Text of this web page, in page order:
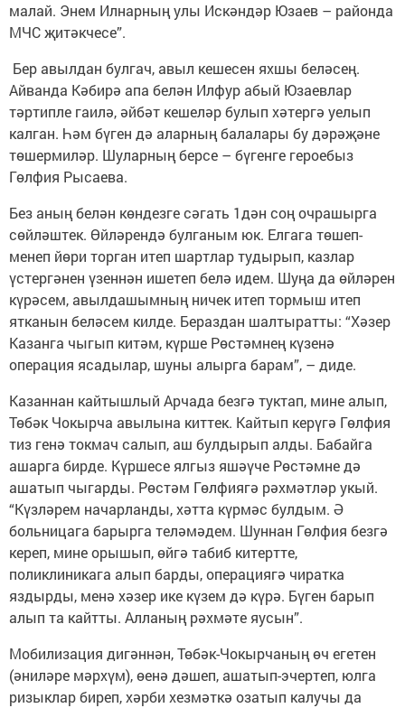
малай. Энем Илнарның улы Искәндәр Юзаев – районда
МЧС җитәкчесе”.
Бер авылдан булгач, авыл кешесен яхшы беләсең.
Айванда Кәбирә апа белән Илфур абый Юзаевлар
тәртипле гаилә, әйбәт кешеләр булып хәтергә уелып
калган. Һәм бүген дә аларның балалары бу дәрәҗәне
төшермиләр. Шуларның берсе – бүгенге героебыз
Гөлфия Рысаева.
Без аның белән көндезге сәгать 1дән соң очрашырга
сөйләштек. Өйләрендә булганым юк. Елгага төшеп-
менеп йөри торган итеп шартлар тудырып, казлар
үстергәнен үзеннән ишетеп белә идем. Шуңа да өйләрен
күрәсем, авылдашымның ничек итеп тормыш итеп
ятканын беләсем килде. Бераздан шалтыратты: “Хәзер
Казанга чыгып китәм, күрше Рөстәмнең күзенә
операция ясадылар, шуны алырга барам”, – диде.
Казаннан кайтышлый Арчада безгә туктап, мине алып,
Төбәк Чокырча авылына киттек. Кайтып керүгә Гөлфия
тиз генә токмач салып, аш булдырып алды. Бабайга
ашарга бирде. Күршесе ялгыз яшәүче Рөстәмне дә
ашатып чыгарды. Рөстәм Гөлфиягә рәхмәтләр укый.
“Күзләрем начарланды, хәтта күрмәс булдым. Ә
больницага барырга теләмәдем. Шуннан Гөлфия безгә
кереп, мине орышып, өйгә табиб китертте,
поликлиникага алып барды, операциягә чиратка
яздырды, менә хәзер ике күзем дә күрә. Бүген барып
алып та кайтты. Алланың рәхмәте яусын”.
Мобилизация дигәннән, Төбәк-Чокырчаның өч егетен
(әниләре мәрхүм), өенә дәшеп, ашатып-эчертеп, юлга
ризыклар биреп, хәрби хезмәткә озатып калучы да